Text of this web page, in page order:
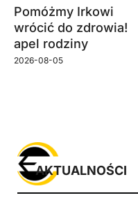
Pomóżmy Irkowi
wrócić do zdrowia!
apel rodziny
2026-08-05
AKTUALNOŚCI